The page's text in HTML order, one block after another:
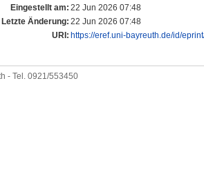
Eingestellt am: 22 Jun 2026 07:48
Letzte Änderung: 22 Jun 2026 07:48
URI: https://eref.uni-bayreuth.de/id/
- Tel. 0921/553450